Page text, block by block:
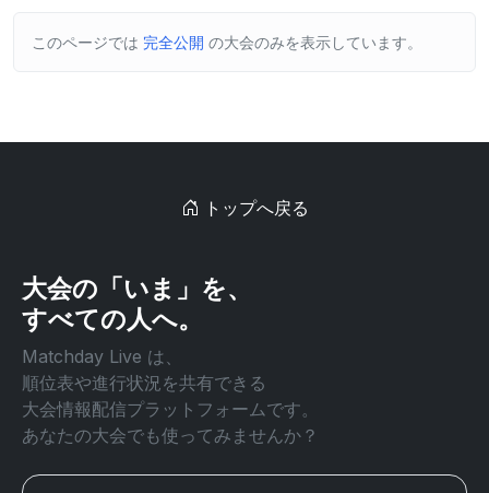
このページでは 完全公開 の大会のみを表示しています。
トップへ戻る
大会の「いま」を、
すべての人へ。
Matchday Live は、
順位表や進行状況を共有できる
大会情報配信プラットフォームです。
あなたの大会でも使ってみませんか？